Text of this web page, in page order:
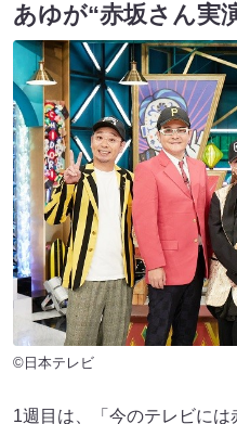
あゆが“赤坂さん実
©日本テレビ
1週目は、「今のテレビに